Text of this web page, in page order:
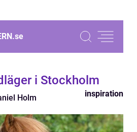
se
i Stockholm
Holm inspiration